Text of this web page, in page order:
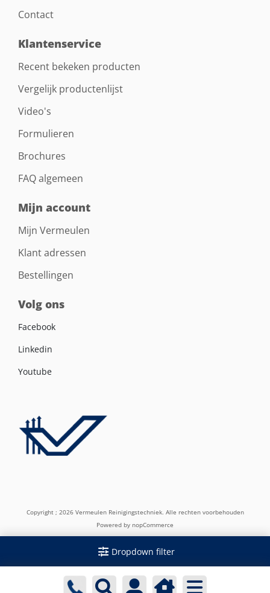
Dropdown filter
Contact
Klantenservice
Recent bekeken producten
Vergelijk productenlijst
Video's
Formulieren
Brochures
FAQ algemeen
Mijn account
Mijn Vermeulen
Klant adressen
Bestellingen
Volg ons
Facebook
Linkedin
Youtube
Copyright ; 2026 Vermeulen Reinigingstechniek. Alle rechten voorbehouden
Powered by nopCommerce